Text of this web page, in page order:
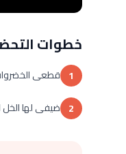
خطوات
1 قطعى
2 ضيفى لها الخل